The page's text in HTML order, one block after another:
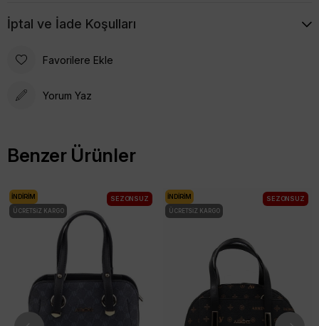
İptal ve İade Koşulları
Favorilere Ekle
Yorum Yaz
Benzer Ürünler
İNDIRIM
ÜCRETSIZ KARGO
SEZONSUZ İNDIRIM
ÜCRETSIZ KARGO
SEZONSUZ